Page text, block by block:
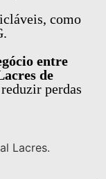
como
entre
de
perdas